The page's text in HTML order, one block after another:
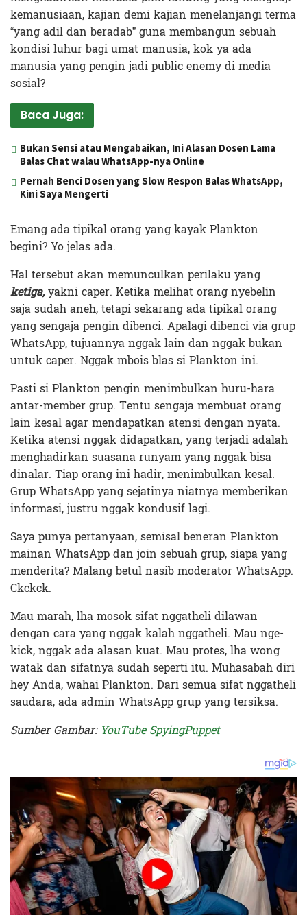
kemanusiaan, kajian demi kajian menelanjangi terma
“yang adil dan beradab” guna membangun sebuah
kondisi luhur bagi umat manusia, kok ya ada
manusia yang pengin jadi public enemy di media
sosial?
Baca Juga:
Bukan Sensi atau Mengabaikan, Ini Alasan Dosen Lama
Balas Chat walau WhatsApp-nya Online
Pernah Benci Dosen yang Slow Respon Balas WhatsApp,
Kini Saya Mengerti
Emang ada tipikal orang yang kayak Plankton
begini? Yo jelas ada.
Hal tersebut akan memunculkan perilaku yang
ketiga,yakni caper. Ketika melihat orang nyebelin
saja sudah aneh, tetapi sekarang ada tipikal orang
yang sengaja pengin dibenci. Apalagi dibenci via grup
WhatsApp, tujuannya nggak lain dan nggak bukan
untuk caper. Nggak mbois blas si Plankton ini.
Pasti si Plankton pengin menimbulkan huru-hara
antar-member grup. Tentu sengaja membuat orang
lain kesal agar mendapatkan atensi dengan nyata.
Ketika atensi nggak didapatkan, yang terjadi adalah
menghadirkan suasana runyam yang nggak bisa
dinalar. Tiap orang ini hadir, menimbulkan kesal.
Grup WhatsApp yang sejatinya niatnya memberikan
informasi, justru nggak kondusif lagi.
Saya punya pertanyaan, semisal beneran Plankton
mainan WhatsApp dan join sebuah grup, siapa yang
menderita? Malang betul nasib moderator WhatsApp.
Ckckck.
Mau marah, lha mosok sifat nggatheli dilawan
dengan cara yang nggak kalah nggatheli. Mau nge-
kick, nggak ada alasan kuat. Mau protes, lha wong
watak dan sifatnya sudah seperti itu. Muhasabah diri
hey Anda, wahai Plankton. Dari semua sifat nggatheli
saudara, ada admin WhatsApp grup yang tersiksa.
Sumber Gambar: YouTube SpyingPuppet